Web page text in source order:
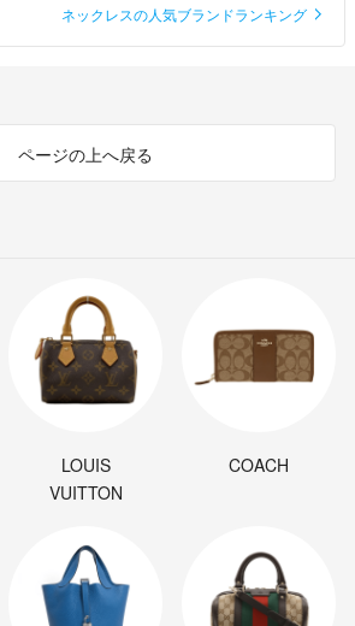
ネックレスの人気ブランドランキング
ページの上へ戻る
LOUIS
VUITTON
COACH